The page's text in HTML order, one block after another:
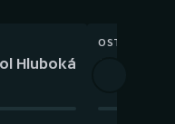
Hluboká
OSTATNÍ